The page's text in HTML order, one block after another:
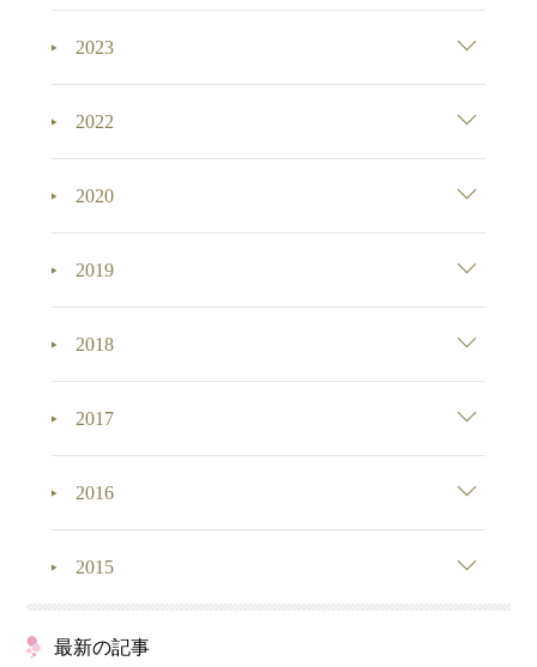
2023
2022
2020
2019
2018
2017
2016
2015
最新の記事